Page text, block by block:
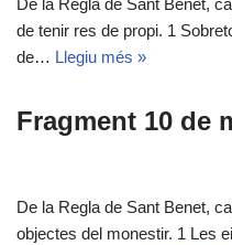
De la Regla de Sant Benet,
de tenir res de propi. 1
de… Llegiu més »
Fragment 10 de
De la Regla de Sant Benet,
objectes del monestir. 1 Les